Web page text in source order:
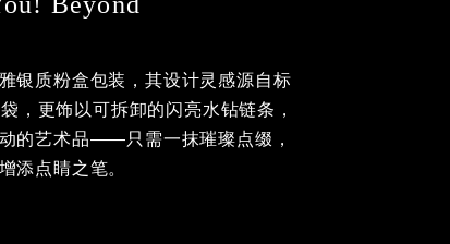
银质粉盒包装，其设计灵感源自标
，更饰以可拆卸的闪亮水钻链条，
的艺术品——只需一抹璀璨点缀，
添点睛之笔。